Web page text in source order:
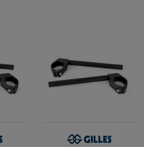
QUAD
ET D'EMBRAYAGE